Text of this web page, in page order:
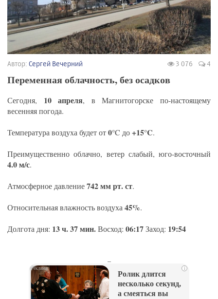
Автор: Сергей Вечерний 3 076 4
Переменная облачность, без осадков
Сегодня, 10 апреля, в Магнитогорске по-настоящему
весенняя погода.
Температура воздуха будет от0°C до+15°C.
Преимущественно облачно, ветер слабый, юго-восточный
4.0 м/с.
Атмосферное давление742 мм рт. ст.
Относительная влажность воздуха45%.
Долгота дня: 13 ч. 37 мин.Восход: 06:17Заход: 19:54
i
Ролик длится
несколько секунд,
а смеяться вы